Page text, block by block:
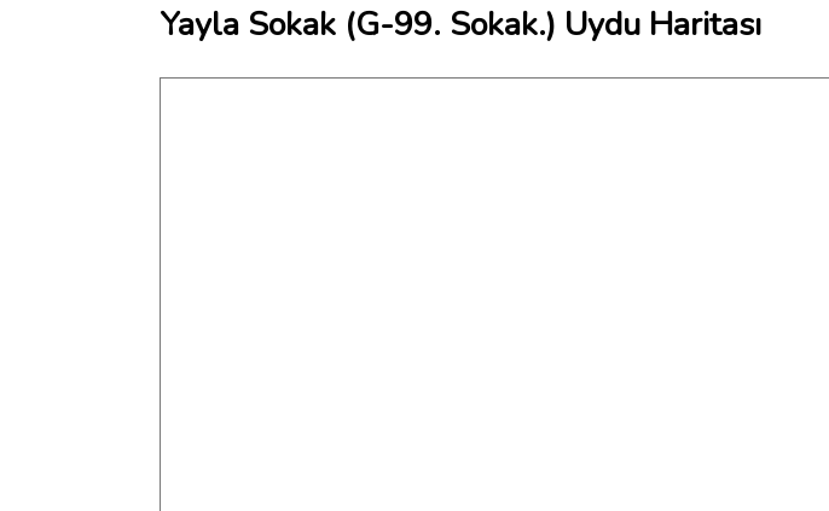
Yayla Sokak (G-99. Sokak.) Uydu Haritası